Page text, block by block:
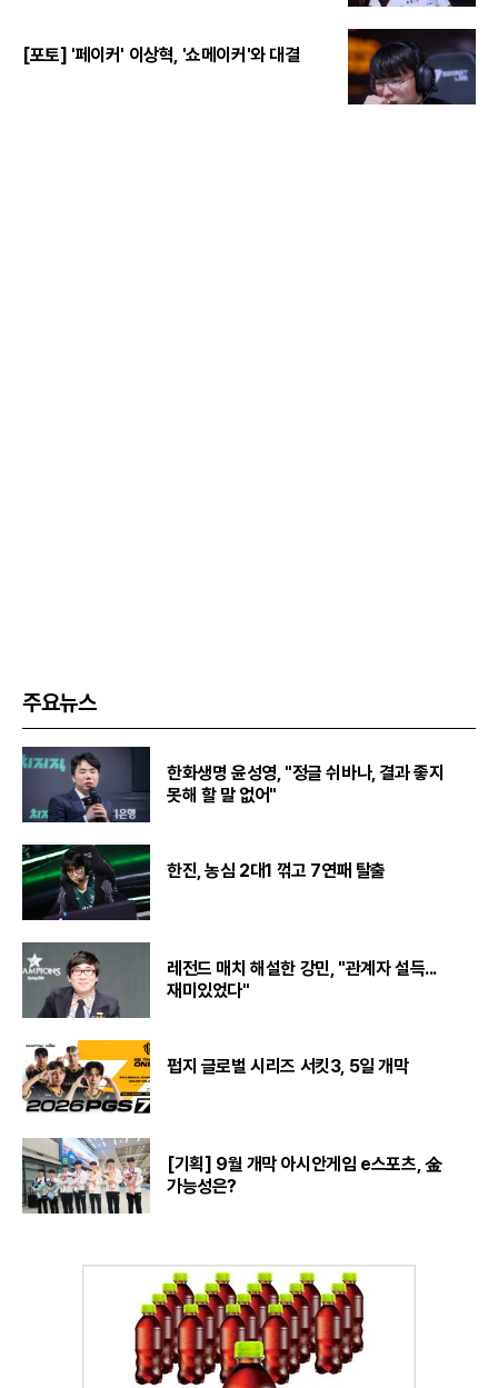
[포토] '페이커' 이상혁, '쇼메이커'와 대결
주요뉴스
한화생명 윤성영, "정글 쉬바나, 결과 좋지
못해 할 말 없어"
한진, 농심 2대1 꺾고 7연패 탈출
레전드 매치 해설한 강민, "관계자 설득...
재미있었다"
펍지 글로벌 시리즈 서킷3, 5일 개막
[기획] 9월 개막 아시안게임 e스포츠, 金
가능성은?